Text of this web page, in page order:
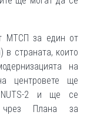
МТСП за един от
в страната, които
на
центровете ще
NUTS-2 и ще се
чрез Плана за